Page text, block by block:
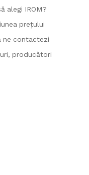
alegi IROM?
prețului
ne contactezi
producători